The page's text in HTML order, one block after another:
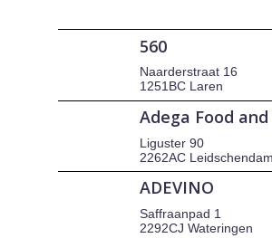
560
Naarderstraat 16
1251BC Laren
Adega Food
Liguster 90
2262AC Leidschendam
ADEVINO
Saffraanpad 1
2292CJ Wateringen